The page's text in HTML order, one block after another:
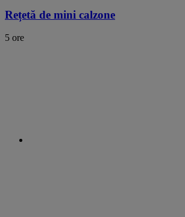
Rețetă de mini calzone
5 ore